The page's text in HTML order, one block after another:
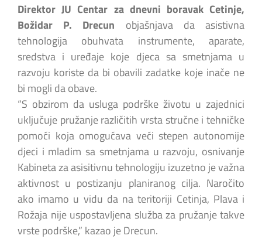
Direktor JU Centar za dnevni boravak Cetinje,
Božidar P. Drecun objašnjava da asistivna
tehnologija obuhvata instrumente, aparate,
sredstva i uređaje koje djeca sa smetnjama u
razvoju koriste da bi obavili zadatke koje inače ne
bi mogli da obave.
“S obzirom da usluga podrške životu u zajednici
uključuje pružanje različitih vrsta stručne i tehničke
pomoći koja omogućava veći stepen autonomije
djeci i mladim sa smetnjama u razvoju, osnivanje
Kabineta za asisitivnu tehnologiju izuzetno je važna
aktivnost u postizanju planiranog cilja. Naročito
ako imamo u vidu da na teritoriji Cetinja, Plava i
Rožaja nije uspostavljena služba za pružanje takve
vrste podrške,” kazao je Drecun.